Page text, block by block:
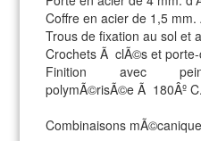
Coffre en acier de 1,5 mm.
Trous de fixation au sol et
Crochets Ã clÃ©s et
Finition avec
polymÃ©risÃ©e Ã 180Âº
Combinaisons